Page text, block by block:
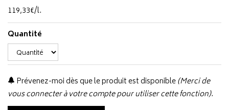
119,33€/l.
Quantité
Prévenez-moi dès que le produit est disponible(Merci de
vous connecter à votre compte pour utiliser cette fonction).